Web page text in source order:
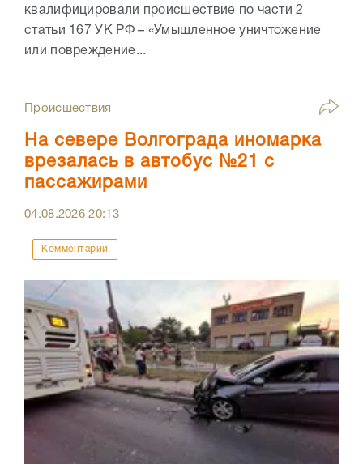
квалифицировали происшествие по части 2
статьи 167 УК РФ – «Умышленное уничтожение
или повреждение...
Происшествия
На севере Волгограда иномарка
врезалась в автобус №21 с
пассажирами
04.08.202620:13
Комментарии